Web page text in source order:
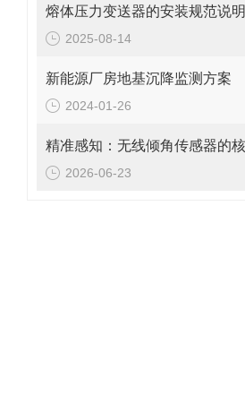
熔体压力变送器的安装规范说明
2025-08-14
新能源厂房地基沉降监测方案
2024-01-26
2026-06-23